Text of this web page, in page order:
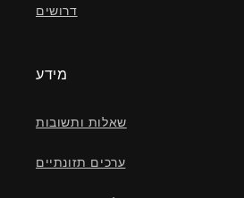
דרושים
מידע
שאלות ותשובות
ערכים תזונתיים